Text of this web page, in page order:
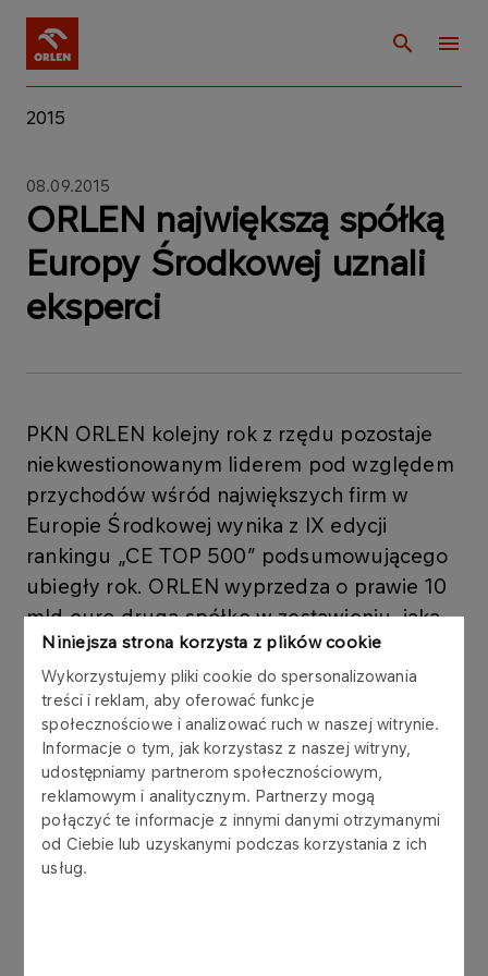
Niniejsza strona korzysta z plików cookie
Wykorzystujemy pliki cookie do spersonalizowania
treści i reklam, aby oferować funkcje
społecznościowe i analizować ruch w naszej witrynie.
Informacje o tym, jak korzystasz z naszej witryny,
udostępniamy partnerom społecznościowym,
reklamowym i analitycznym. Partnerzy mogą
połączyć te informacje z innymi danymi otrzymanymi
od Ciebie lub uzyskanymi podczas korzystania z ich
usług.
2015
08.09.2015
ORLEN największą spółką
Europy Środkowej uznali
eksperci
PKN ORLEN kolejny rok z rzędu pozostaje
niekwestionowanym liderem pod względem
przychodów wśród największych firm w
Europie Środkowej wynika z IX edycji
rankingu „CE TOP 500” podsumowującego
ubiegły rok. ORLEN wyprzedza o prawie 10
mld euro drugą spółkę w zestawieniu, jaką
jest węgierską MOL.
Lorem ipsum dolor sit amet, consectetur adipiscing
elit, sed do eiusmod tempor incididunt ut labore et
dolore magna aliqua. Ut enim ad minim veniam,
quis nostrud exercitation ullamco laboris nisi ut
aliquip ex ea commodo consequat. Duis aute irure
dolor in reprehenderit in voluptate velit esse
cillum dolore eu fugiat nulla pariatur. Excepteur